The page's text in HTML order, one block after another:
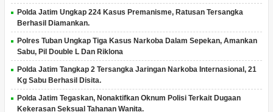
Polda Jatim Ungkap 224 Kasus Premanisme, Ratusan Tersangka
Berhasil Diamankan.
Polres Tuban Ungkap Tiga Kasus Narkoba Dalam Sepekan, Amankan
Sabu, Pil Double L Dan Riklona
Polda Jatim Tangkap 2 Tersangka Jaringan Narkoba Internasional, 21
Kg Sabu Berhasil Disita.
Polda Jatim Tegaskan, Nonaktifkan Oknum Polisi Terkait Dugaan
Kekerasan Seksual Tahanan Wanita.